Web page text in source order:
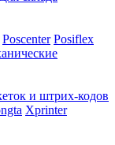
Poscenter Posiflex
и штрих-кодов
Xprinter